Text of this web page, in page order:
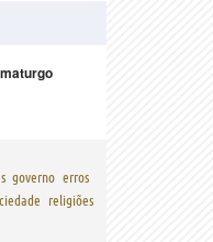
governo erros
religiões